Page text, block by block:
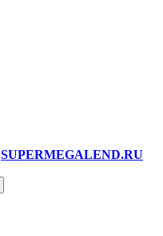
SUPERMEGALEND.RU